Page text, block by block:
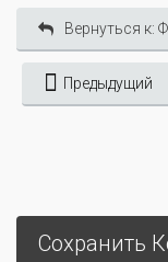
Вернуться к:
Предыдущий
Сохранить